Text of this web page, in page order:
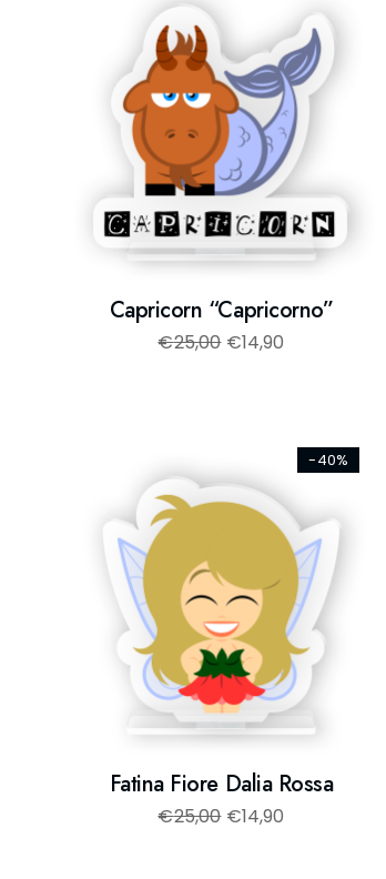
Capricorn “Capricorno”
€25,00 €14,90
-40%
Fatina Fiore Dalia Rossa
€25,00 €14,90